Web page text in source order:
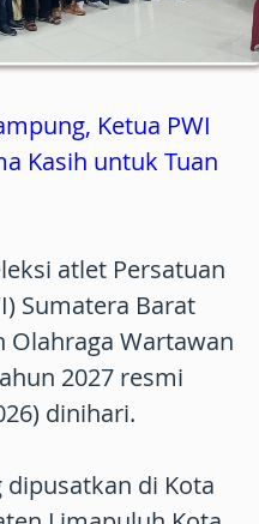
Ketua PWI
Kasih untuk Tuan
atlet Persatuan
Sumatera Barat
Olahraga Wartawan
2027 resmi
dinihari.
dipusatkan di Kota